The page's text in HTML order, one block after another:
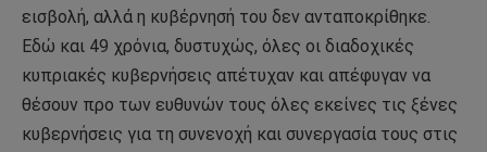
εισβολή, αλλά η κυβέρνησή του δεν ανταποκρίθηκε.
Εδώ και 49 χρόνια, δυστυχώς, όλες οι διαδοχικές
κυπριακές κυβερνήσεις απέτυχαν και απέφυγαν να
θέσουν προ των ευθυνών τους όλες εκείνες τις ξένες
κυβερνήσεις για τη συνενοχή και συνεργασία τους στις